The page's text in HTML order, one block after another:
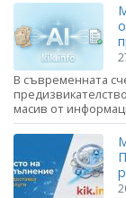
В съвременната
масив от